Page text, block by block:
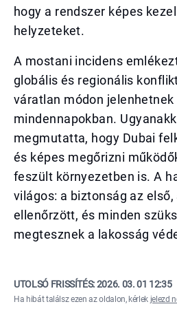
hogy a rendszer képes
helyzeteket.
A mostani incidens
globális és regionális
váratlan módon jelenhetnek
mindennapokban.
megmutatta, hogy Dubai
és képes megőrizni
feszült környezetben is. A
világos: a biztonság az
ellenőrzött, és minden
megtesznek a lakosság
UTOLSÓ FRISSÍTÉS:2026. 03. 01 12:35
Ha hibát találsz ezen az oldalon, kérlek jelezd